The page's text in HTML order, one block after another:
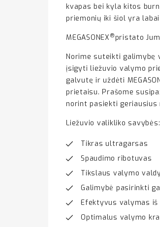
kvapas bei kyla kitos
priemonių iki šiol yra
MEGASONEX ®pristato
Norime suteikti galimybę
įsigyti liežuvio valymo
galvutę ir uždėti
prietaisu. Prašome
norint pasiekti
Liežuvio valikliko savybės:
Tikras ultragarsas
Spaudimo ribotuvas
Tikslaus valymo
Galimybė pasirinkti
Efektyvus valymas iš
Optimalus valymo